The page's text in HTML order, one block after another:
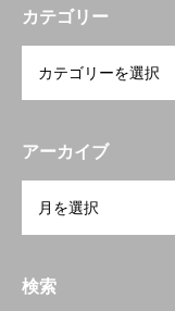
カテゴリー
アーカイブ
検索